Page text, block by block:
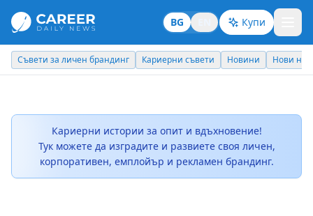
BG Купи
Съвети за личен брандинг Кариерни съвети Новини Нови
Кариерни истории за опит и вдъхновение!
Тук можете да изградите и развиете своя личен,
корпоративен, емплойър и рекламен брандинг.